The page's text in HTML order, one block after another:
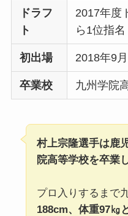
ドラフ
ト
2017年度
ら1位指名
初出場 2018年9
卒業校 九州学院
村上宗隆選手は鹿
院高等学校を卒業
プロ入りするまで
188cm、体重97㎏